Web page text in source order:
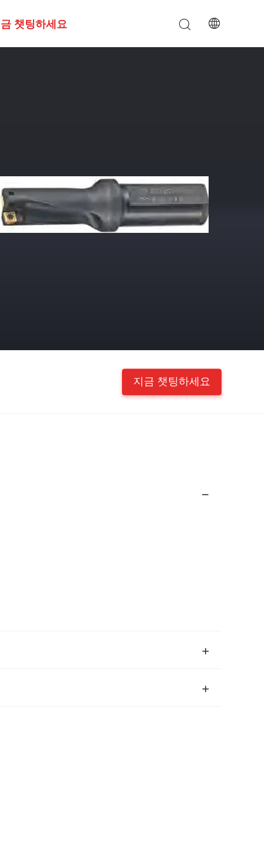
챗팅하세요
지금 챗팅하세요